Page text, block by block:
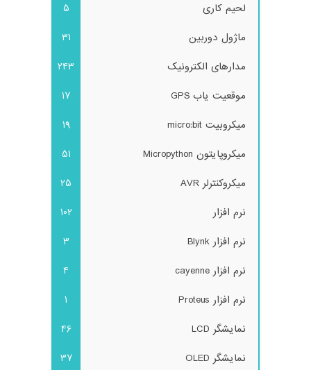
لحیم کاری
5
ماژول دوربین
31
مدارهای الکترونیک
243
موقعیت یاب GPS
17
میکروبیت micro:bit
19
میکروپایتون Micropython
51
میکروکنترلر AVR
25
نرم افزار
102
نرم افزار Blynk
3
نرم افزار cayenne
4
نرم افزار Proteus
1
نمایشگر LCD
46
نمایشگر OLED
37